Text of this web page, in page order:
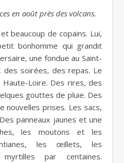
en août près des volcans.
beaucoup de copains. Lui,
bonhomme qui grandit
une fondue au Saint-
des soirées, des repas. Le
Haute-Loire. Des rires, des
gouttes de pluie. Des
nouvelles prises. Les sacs,
panneaux jaunes et une
les moutons et les
les œillets, les
par centaines.